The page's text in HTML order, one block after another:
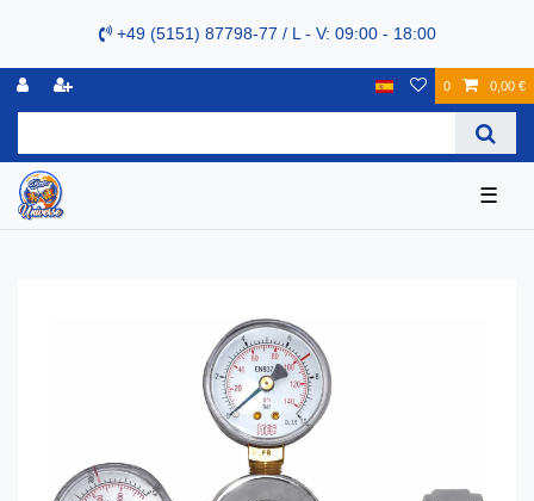
+49 (5151) 87798-77 / L - V: 09:00 - 18:00
0 0,00 €
☰